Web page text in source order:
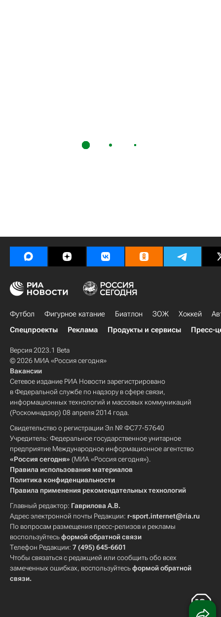
Футбол Фигурное катание Биатлон ЗОЖ Хоккей
Спецпроекты
Реклама Продукты и сервисы Пресс-
Версия 2023.1 Beta
© 2026 МИА «Россия сегодня»
Вакансии
Сетевое издание РИА Новости зарегистрировано
в Федеральной службе по надзору в сфере связи,
информационных технологий и массовых коммуникаций
(Роскомнадзор) 08 апреля 2014 года.
Свидетельство о регистрации Эл № ФС77-57640
Учредитель: Федеральное государственное унитарное
предприятие Международное информационное агентство
«Россия сегодня» (МИА «Россия сегодня»).
Правила использования материалов
Политика конфиденциальности
Правила применения рекомендательных технологий
Главный редактор: Гаврилова А.В.
Адрес электронной почты Редакции: r-sport.internet@ria.ru
По вопросам размещения пресс-релизов и рекламы
воспользуйтесьформой обратной связи
Телефон Редакции: 7 (495) 645-6601
Чтобы связаться с редакцией или сообщить обо всех
замеченных ошибках, воспользуйтесьформой обратной
связи.